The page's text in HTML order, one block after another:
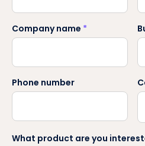
Company name *
Phone number
What product are you